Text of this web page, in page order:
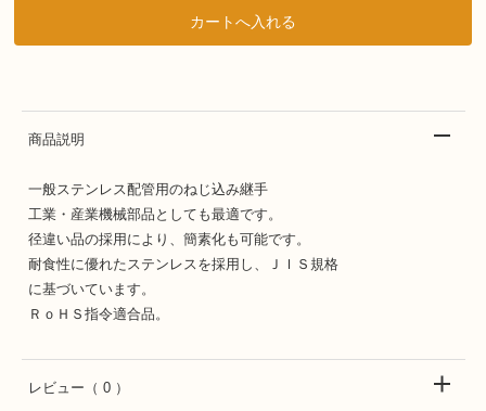
商品説明
一般ステンレス配管用のねじ込み継手
工業・産業機械部品としても最適です。
径違い品の採用により、簡素化も可能です。
耐食性に優れたステンレスを採用し、ＪＩＳ規格
に基づいています。
ＲｏＨＳ指令適合品。
レビュー （ 0 ）